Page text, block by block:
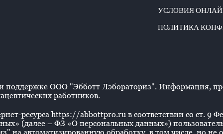
УСЛОВИЯ
ПОЛИТИКА
поддержке ООО "Эбботт Лэбораториз". Информация,
работников.
ресурса https://abbottpro.ru в соответствии со ст. 9
(далее – ФЗ «О персональных данных»)
на автоматизированную обработку, в том числе, но не